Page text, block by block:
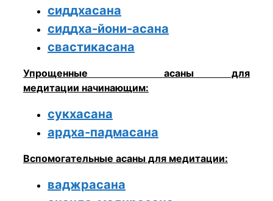
сиддхасана
сиддха-йони-асана
свастикасана
Упрощенные асаны для
медитации начинающим:
сукхасана
ардха-падмасана
Вспомогательные асаны для медитации:
ваджрасана